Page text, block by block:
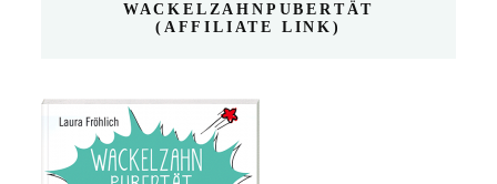
WACKELZAHNPUBERTÄT
(AFFILIATE LINK)